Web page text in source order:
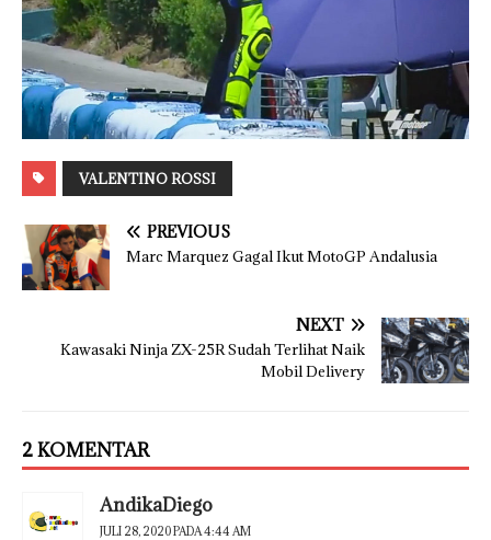
VALENTINO ROSSI
PREVIOUS
Marc Marquez Gagal Ikut MotoGP Andalusia
NEXT
Kawasaki Ninja ZX-25R Sudah Terlihat Naik
Mobil Delivery
2 KOMENTAR
AndikaDiego
JULI 28, 2020 PADA 4:44 AM